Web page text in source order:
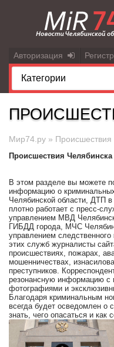
Авторизация
Мир74.ру » Происшествия
Происшествия
В этом разделе вы можете
информацию о
Челябинской области, ДТП
плотно работает с пресс-
управлением МВД
ГИБДД города, МЧС
управлением
этих служб журналисты
происшествиях, пожарах,
мошенничествах,
преступников.
резонансную информацию с
фотографиями и
Благодаря криминальным
всегда будет осведомлен о
знать, чего опасаться и как